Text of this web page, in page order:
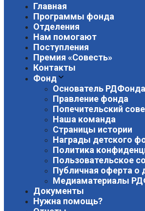
Главная
Программы фонда
Отделения
Нам помогают
Поступления
Премия «Совесть»
Контакты
Фонд
Основатель РДФонда
Правление фонда
Попечительский
Наша команда
Страницы истории
Награды детского
Политика
Пользовательское
Публичная оферта о
Медиаматериалы
Документы
Нужна помощь?